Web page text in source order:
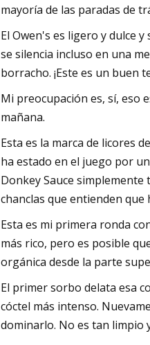
mayoría de las paradas de
El Owen's es ligero y dulce
se silencia incluso en una
borracho. ¡Este es un buen
Mi preocupación es, sí, eso
mañana.
Esta es la marca de licores
ha estado en el juego por
Donkey Sauce
chanclas que entienden
Esta es mi primera ronda
más rico, pero es posible
orgánica desde la parte
El primer sorbo delata esa
cóctel más intenso.
dominarlo. No es tan limpio